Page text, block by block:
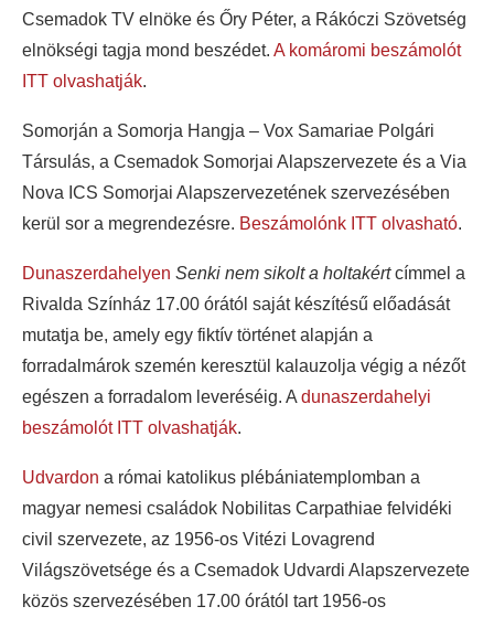
Csemadok TV elnöke és Őry Péter, a Rákóczi Szövetség
elnökségi tagja mond beszédet. A komáromi beszámolót
ITT olvashatják.
Somorján a Somorja Hangja – Vox Samariae Polgári
Társulás, a Csemadok Somorjai Alapszervezete és a Via
Nova ICS Somorjai Alapszervezetének szervezésében
kerül sor a megrendezésre. Beszámolónk ITT olvasható.
Dunaszerdahelyen Senki nem sikolt a holtakértcímmel a
Rivalda Színház 17.00 órától saját készítésű előadását
mutatja be, amely egy fiktív történet alapján a
forradalmárok szemén keresztül kalauzolja végig a nézőt
egészen a forradalom leveréséig. A dunaszerdahelyi
beszámolót ITT olvashatják.
Udvardon a római katolikus plébániatemplomban a
magyar nemesi családok Nobilitas Carpathiae felvidéki
civil szervezete, az 1956-os Vitézi Lovagrend
Világszövetsége és a Csemadok Udvardi Alapszervezete
közös szervezésében 17.00 órától tart 1956-os